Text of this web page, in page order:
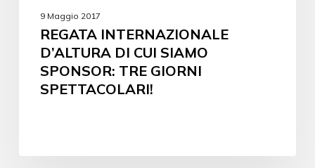
9 Maggio 2017
REGATA INTERNAZIONALE
D’ALTURA DI CUI SIAMO
SPONSOR: TRE GIORNI
SPETTACOLARI!